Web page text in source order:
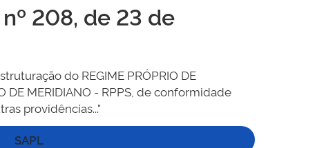
208, de 23 de
do REGIME PRÓPRIO DE
DE MERIDIANO - RPPS, de conformidade
providências..."
SAPL